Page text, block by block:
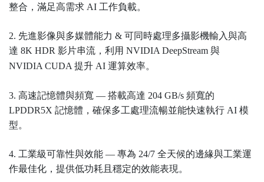
整合，滿足高需求 AI 工作負載。
2. 先進影像與多媒體能力 & 可同時處理多攝影機輸入與高
達 8K HDR 影片串流，利用 NVIDIA DeepStream 與
NVIDIA CUDA 提升 AI 運算效率。
3. 高速記憶體與頻寬 — 搭載高達 204 GB/s 頻寬的
LPDDR5X 記憶體，確保多工處理流暢並能快速執行 AI 模
型。
4. 工業級可靠性與效能 — 專為 24/7 全天候的邊緣與工業運
作最佳化，提供低功耗且穩定的效能表現。